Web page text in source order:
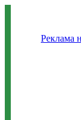
Реклама